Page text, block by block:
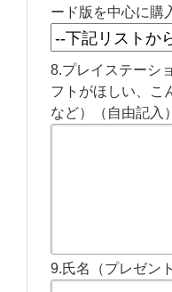
ード版を中心に購
8.プレイステーシ
フトがほしい、こ
など）（自由記入）
9.氏名（プレゼン